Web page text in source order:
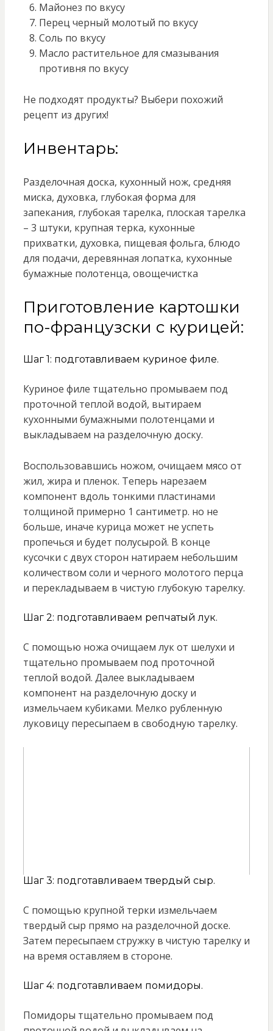
Майонез по вкусу
Перец черный молотый по вкусу
Соль по вкусу
Масло растительное для смазывания
противня по вкусу
Не подходят продукты? Выбери похожий
рецепт из других!
Инвентарь:
Разделочная доска, кухонный нож, средняя
миска, духовка, глубокая форма для
запекания, глубокая тарелка, плоская тарелка
– 3 штуки, крупная терка, кухонные
прихватки, духовка, пищевая фольга, блюдо
для подачи, деревянная лопатка, кухонные
бумажные полотенца, овощечистка
Приготовление картошки
по-французски с курицей:
Шаг 1: подготавливаем куриное филе.
Куриное филе тщательно промываем под
проточной теплой водой, вытираем
кухонными бумажными полотенцами и
выкладываем на разделочную доску.
Воспользовавшись ножом, очищаем мясо от
жил, жира и пленок. Теперь нарезаем
компонент вдоль тонкими пластинами
толщиной примерно 1 сантиметр. но не
больше, иначе курица может не успеть
пропечься и будет полусырой. В конце
кусочки с двух сторон натираем небольшим
количеством соли и черного молотого перца
и перекладываем в чистую глубокую тарелку.
Шаг 2: подготавливаем репчатый лук.
С помощью ножа очищаем лук от шелухи и
тщательно промываем под проточной
теплой водой. Далее выкладываем
компонент на разделочную доску и
измельчаем кубиками. Мелко рубленную
луковицу пересыпаем в свободную тарелку.
Шаг 3: подготавливаем твердый сыр.
С помощью крупной терки измельчаем
твердый сыр прямо на разделочной доске.
Затем пересыпаем стружку в чистую тарелку и
на время оставляем в стороне.
Шаг 4: подготавливаем помидоры.
Помидоры тщательно промываем под